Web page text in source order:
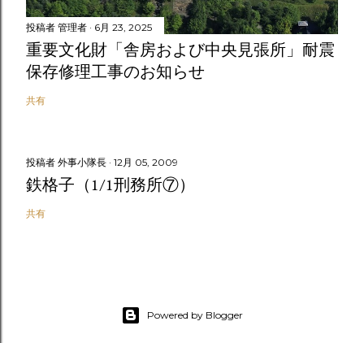
投稿者 管理者 6月 23, 2025
重要文化財「舎房および中央見張所」耐震
保存修理工事のお知らせ
共有
投稿者 外事小隊長 12月 05, 2009
鉄格子（1/1刑務所⑦）
共有
Powered by Blogger